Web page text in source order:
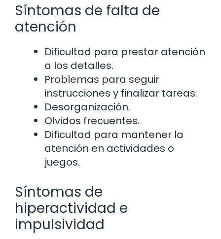
Síntomas de falta de
atención
Dificultad para prestar atención
a los detalles.
Problemas para seguir
instrucciones y finalizar tareas.
Desorganización.
Olvidos frecuentes.
Dificultad para mantener la
atención en actividades o
juegos.
Síntomas de
hiperactividad e
impulsividad